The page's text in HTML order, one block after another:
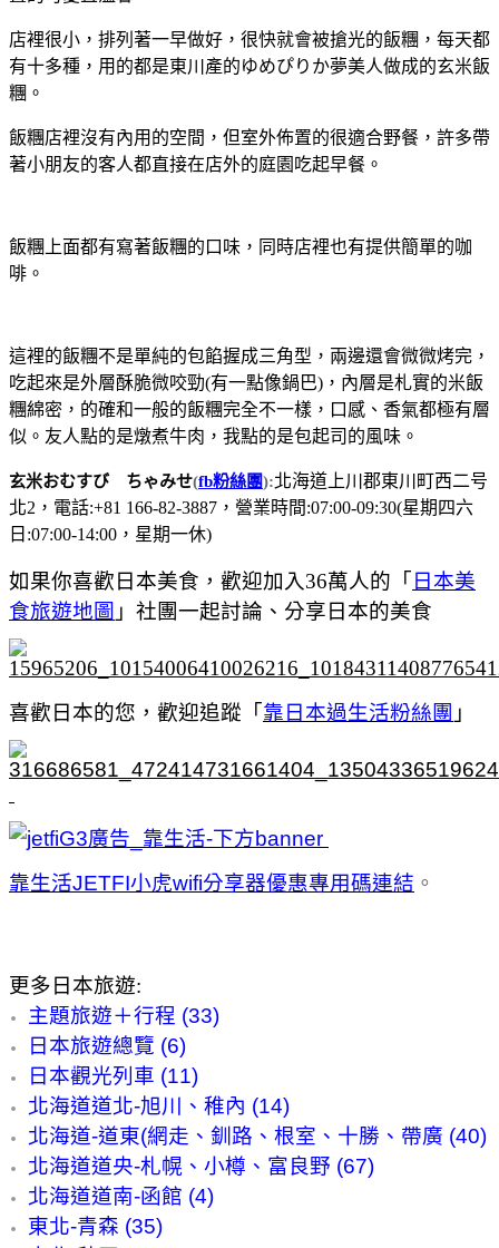
店裡很小，排列著一早做好，很快就會被搶光的飯糰，每天都
有十多種，用的都是東川產的ゆめぴりか夢美人做成的玄米飯
糰。
飯糰店裡沒有內用的空間，但室外佈置的很適合野餐，許多帶
著小朋友的客人都直接在店外的庭園吃起早餐。
飯糰上面都有寫著飯糰的口味，同時店裡也有提供簡單的咖
啡。
這裡的飯糰不是單純的包餡握成三角型，兩邊還會微微烤完，
吃起來是外層酥脆微咬勁(有一點像鍋巴)，內層是札實的米飯
糰綿密，的確和一般的飯糰完全不一樣，口感、香氣都極有層
似。友人點的是燉煮牛肉，我點的是包起司的風味。
玄米おむすび ちゃみせ(fb粉絲團):北海道上川郡東川町西二号
北2，電話:+81 166-82-3887，營業時間:07:00-09:30(星期四六
日:07:00-14:00，星期一休)
如果你喜歡日本美食，歡迎加入36萬人的「 日本美
食旅遊地圖 」社團一起討論、分享日本的美食
喜歡日本的您，歡迎追蹤「 靠日本過生活粉絲團 」
靠生活JETFI小虎wifi分享器優惠專用碼連結 。
更多日本旅遊:
主題旅遊＋行程 (33)
日本旅遊總覽 (6)
日本觀光列車 (11)
北海道道北-旭川、稚內 (14)
北海道-道東(網走、釧路、根室、十勝、帶廣 (40)
北海道道央-札幌、小樽、富良野 (67)
北海道道南-函館 (4)
東北-青森 (35)